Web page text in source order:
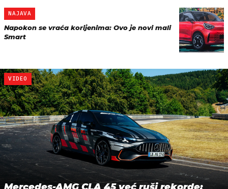
NAJAVA
Napokon se vraća korijenima: Ovo je novi mali
Smart
VIDEO